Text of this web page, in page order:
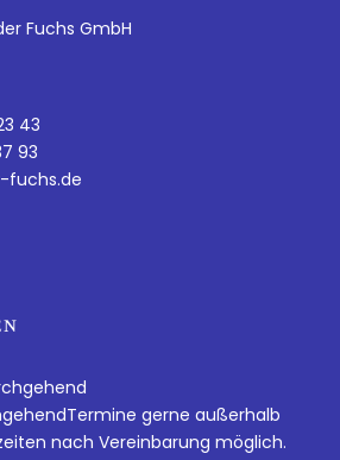
Fuchs GmbH
43
93
fuchs.de
gerne außerhalb
nach Vereinbarung möglich.